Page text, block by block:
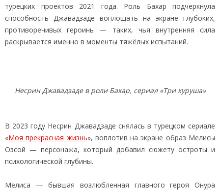
турецких проектов 2021 года. Роль Бахар подчеркнула
способность Джавадзаде воплощать на экране глубоких,
противоречивых героинь — таких, чья внутренняя сила
раскрывается именно в моменты тяжёлых испытаний.
Несрин Джавадзаде в роли Бахар, сериал «Три куруша»
В 2023 году Несрин Джавадзаде снялась в турецком сериале
«Моя прекрасная жизнь», воплотив на экране образ Мелисы
Озсой — персонажа, который добавил сюжету остроты и
психологической глубины.
Мелиса — бывшая возлюбленная главного героя Онура